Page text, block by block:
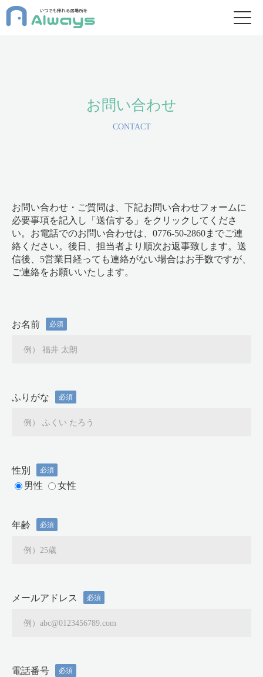
お問い合わせ
CONTACT
お問い合わせ・ご質問は、下記お問い合わせフォームに
必要事項を記入し「送信する」をクリックしてくださ
い。 お電話でのお問い合わせは、0776-50-2860までご連
絡ください。 後日、担当者より順次お返事致します。 送
信後、5営業日経っても連絡がない場合はお手数ですが、
ご連絡をお願いいたします。
お名前 必須
ふりがな 必須
性別 必須
男性 女性
年齢 必須
メールアドレス 必須
電話番号 必須